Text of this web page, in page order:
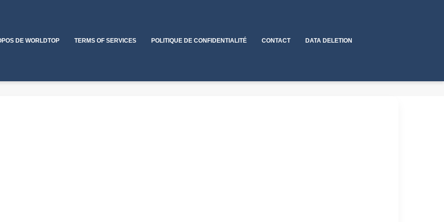
DE WORLDTOP TERMS OF SERVICES POLITIQUE DE CONFIDENTIALITÉ CONTACT DATA DELETION